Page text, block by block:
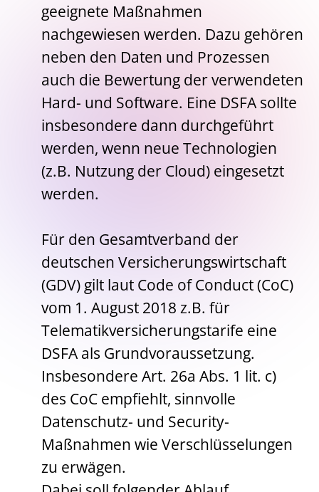
geeignete Maßnahmen
nachgewiesen werden. Dazu gehören
neben den Daten und Prozessen
auch die Bewertung der verwendeten
Hard- und Software. Eine DSFA sollte
insbesondere dann durchgeführt
werden, wenn neue Technologien
(z.B. Nutzung der Cloud) eingesetzt
werden.
Für den Gesamtverband der
deutschen Versicherungswirtschaft
(GDV) gilt laut Code of Conduct (CoC)
vom 1. August 2018 z.B. für
Telematikversicherungstarife eine
DSFA als Grundvoraussetzung.
Insbesondere Art. 26a Abs. 1 lit. c)
des CoC empfiehlt, sinnvolle
Datenschutz- und Security-
Maßnahmen wie Verschlüsselungen
zu erwägen.